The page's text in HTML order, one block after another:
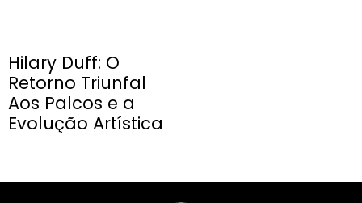
Hilary Duff: O
Retorno Triunfal
Aos Palcos e a
Evolução Artística